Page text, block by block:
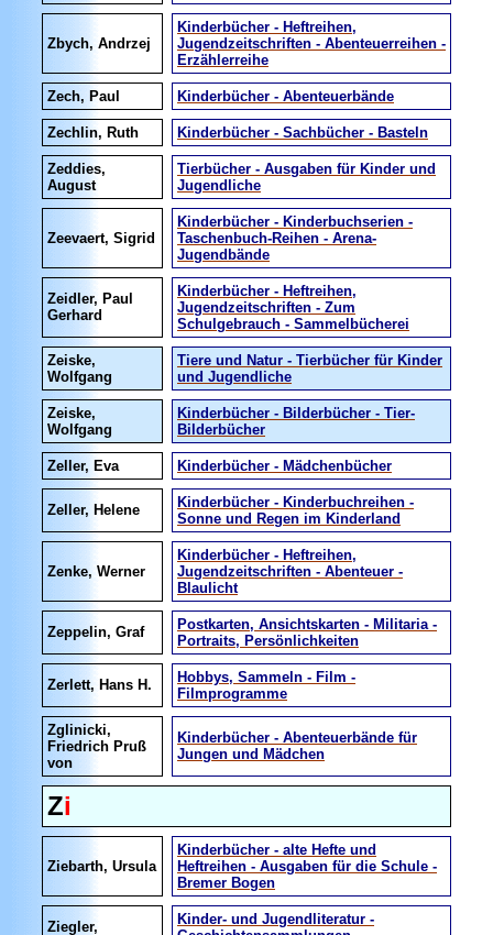
Zbych, Andrzej
Kinderbücher - Heftreihen,
Jugendzeitschriften - Abenteuerreihen -
Erzählerreihe
Zech, Paul Kinderbücher - Abenteuerbände
Zechlin, Ruth Kinderbücher - Sachbücher - Basteln
Zeddies,
August
Tierbücher - Ausgaben für Kinder und
Jugendliche
Zeevaert, Sigrid
Kinderbücher - Kinderbuchserien -
Taschenbuch-Reihen - Arena-
Jugendbände
Zeidler, Paul
Gerhard
Kinderbücher - Heftreihen,
Jugendzeitschriften - Zum
Schulgebrauch - Sammelbücherei
Zeiske,
Wolfgang
Tiere und Natur - Tierbücher für Kinder
und Jugendliche
Zeiske,
Wolfgang
Kinderbücher - Bilderbücher - Tier-
Bilderbücher
Zeller, Eva Kinderbücher - Mädchenbücher
Zeller, Helene
Kinderbücher - Kinderbuchreihen -
Sonne und Regen im Kinderland
Zenke, Werner
Kinderbücher - Heftreihen,
Jugendzeitschriften - Abenteuer -
Blaulicht
Zeppelin, Graf
Postkarten, Ansichtskarten - Militaria -
Portraits, Persönlichkeiten
Zerlett, Hans H.
Hobbys, Sammeln - Film -
Filmprogramme
Zglinicki,
Friedrich Pruß
von
Kinderbücher - Abenteuerbände für
Jungen und Mädchen
Zi
Ziebarth, Ursula
Kinderbücher - alte Hefte und
Heftreihen - Ausgaben für die Schule -
Bremer Bogen
Ziegler,
Kinder- und Jugendliteratur -